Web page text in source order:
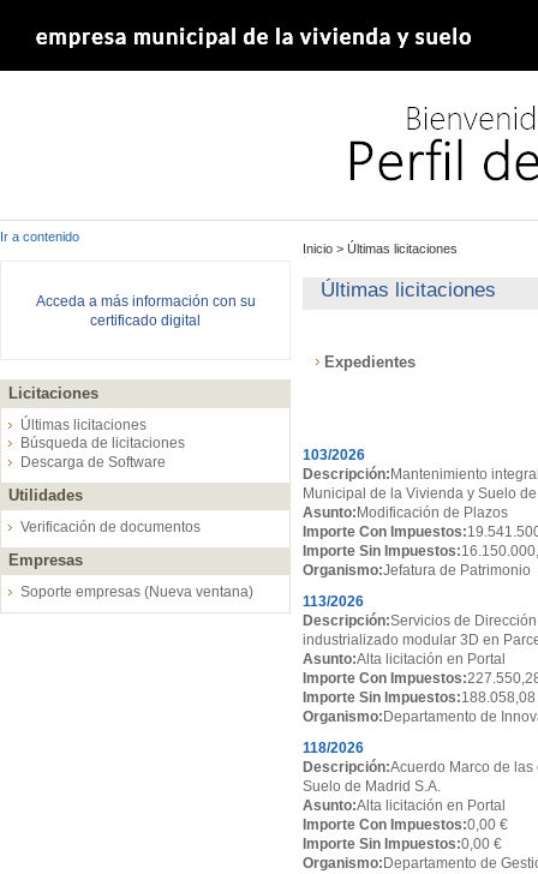
Ir a contenido
Acceda a más información con su
certificado digital
Licitaciones
Últimas licitaciones
Búsqueda de licitaciones
Descarga de Software
Utilidades
Verificación de documentos
Empresas
Soporte empresas (Nueva ventana)
Inicio > Últimas licitaciones
Últimas licitaciones
Expedientes
103/2026
Descripción: Mantenimiento
Municipal de la Vivienda y Suelo
Asunto: Modificación de Plazos
Importe Con Impuestos:
Importe Sin Impuestos:
Organismo:Jefatura de Patrimonio
113/2026
Descripción:Servicios de
industrializado modular 3D en
Asunto:Alta licitación en Portal
Importe Con Impuestos:
Importe Sin Impuestos:188.058,08
Organismo: Departamento de
118/2026
Descripción:Acuerdo Marco de
Suelo de Madrid S.A.
Asunto:Alta licitación en Portal
Importe Con Impuestos:0,00 €
Importe Sin Impuestos:0,00 €
Organismo: Departamento de